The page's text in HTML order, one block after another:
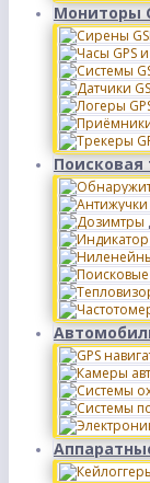
Мониторы
Поисковая